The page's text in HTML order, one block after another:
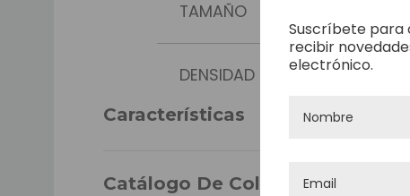
TAMAÑO
DENSIDAD
Características
Catálogo De Colores
Suscríbete para
recibir
electrónico.